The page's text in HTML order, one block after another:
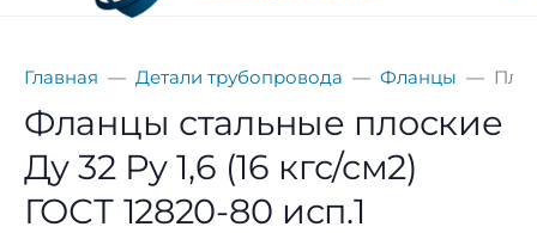
Главная Детали трубопровода Фланцы
Фланцы стальные плоские
Ду 32 Ру 1,6 (16 кгс/см2)
ГОСТ 12820-80 исп.1